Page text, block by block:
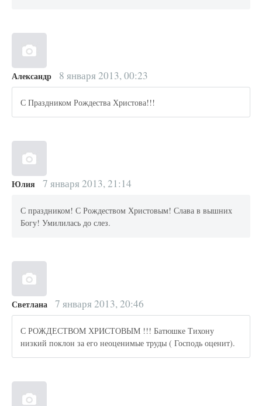
Александр 8 января 2013, 00:23
С Праздником Рождества Христова!!!
Юлия 7 января 2013, 21:14
С праздником! С Рождеством Христовым! Слава в вышних
Богу! Умилилась до слез.
Светлана 7 января 2013, 20:46
С РОЖДЕСТВОМ ХРИСТОВЫМ !!! Батюшке Тихону
низкий поклон за его неоценимые труды ( Господь оценит).